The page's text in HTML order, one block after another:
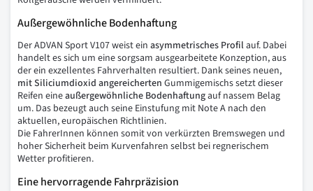
Außergewöhnliche Bodenhaftung
Der ADVAN Sport V107 weist ein asymmetrisches Profilauf. Dabei
handelt es sich um eine sorgsam ausgearbeitete Konzeption, aus
der ein exzellentes Fahrverhalten resultiert. Dank seines neuen,
mitSiliciumdioxid angereicherten Gummigemischs setzt dieser
Reifen eineaußergewöhnliche Bodenhaftungauf nassem Belag
um. Das bezeugt auch seine Einstufung mit Note A nach den
aktuellen, europäischen Richtlinien.
Die FahrerInnen können somit von verkürzten Bremswegen und
hoher Sicherheit beim Kurvenfahren selbst bei regnerischem
Wetter profitieren.
Eine hervorragende Fahrpräzision